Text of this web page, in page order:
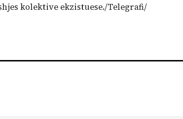
kolektive ekzistuese./Telegrafi/